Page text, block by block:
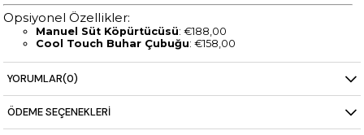
Opsiyonel Özellikler:
Manuel Süt Köpürtücüsü: €188,00
Cool Touch Buhar Çubuğu: €158,00
Beyaz
Teslimat ve Kurulum
YORUMLAR(0)
ÖDEME SEÇENEKLERI